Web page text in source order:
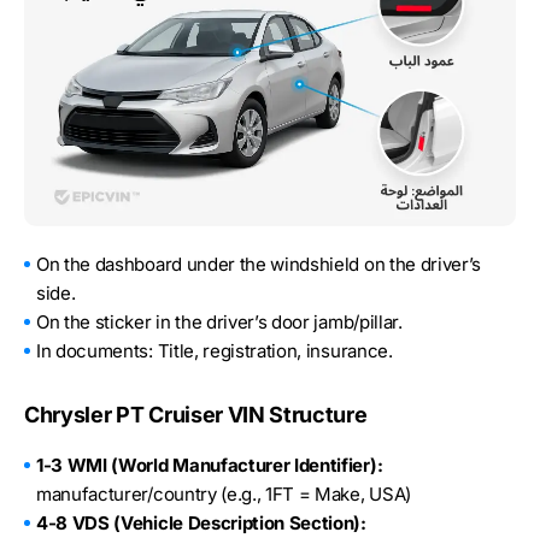
On the dashboard under the windshield on the driver’s
side.
On the sticker in the driver’s door jamb/pillar.
In documents: Title, registration, insurance.
Chrysler PT Cruiser VIN Structure
1-3 WMI (World Manufacturer Identifier):
manufacturer/country (e.g., 1FT = Make, USA)
4-8 VDS (Vehicle Description Section):